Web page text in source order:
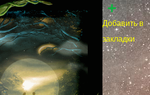
+
Добавить в
закладки